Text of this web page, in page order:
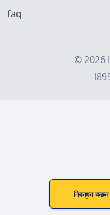
faq
© 2026
নিবন্ধন করুন